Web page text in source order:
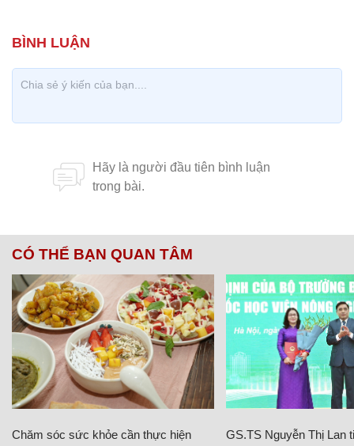
CÓ THỂ BẠN QUAN TÂM
Chăm sóc sức khỏe cần thực hiện
GS.TS Nguyễn Thị Lan